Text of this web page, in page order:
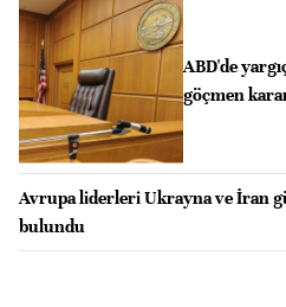
ABD'de
göçmen
Avrupa liderleri Ukrayna ve İran
bulundu